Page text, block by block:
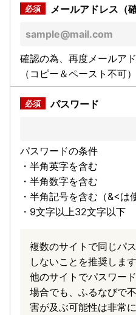
メールアドレス（確
確認の為、再度メールア
（コピー＆ペースト不可）
パスワード
パスワードの条件
・半角英字を含む
・半角数字を含む
・半角記号を含む（&<は
・9文字以上32文字以下
複数のサイトで同じパ
しないことを推奨します
他のサイトでパスワー
場合でも、ふるなびで
害が及ぶ可能性は非常